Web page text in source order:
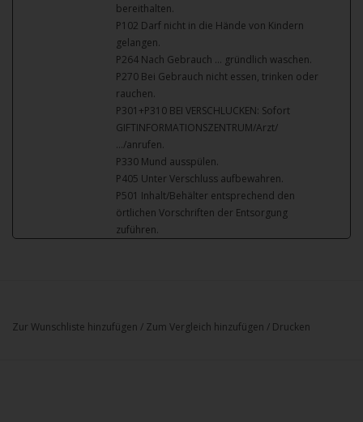
bereithalten.
P102 Darf nicht in die Hände von Kindern
gelangen.
P264 Nach Gebrauch … gründlich waschen.
P270 Bei Gebrauch nicht essen, trinken oder
rauchen.
P301+P310 BEI VERSCHLUCKEN: Sofort
GIFTINFORMATIONSZENTRUM/Arzt/
…/anrufen.
P330 Mund ausspülen.
P405 Unter Verschluss aufbewahren.
P501 Inhalt/Behälter entsprechend den
örtlichen Vorschriften der Entsorgung
zuführen.
Zur Wunschliste hinzufügen / Zum Vergleich hinzufügen / Drucken